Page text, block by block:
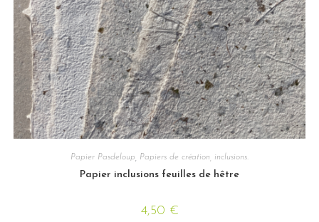
Papier Pasdeloup Papiers de création, inclusions.
Papier inclusions feuilles de hêtre
4,50 €